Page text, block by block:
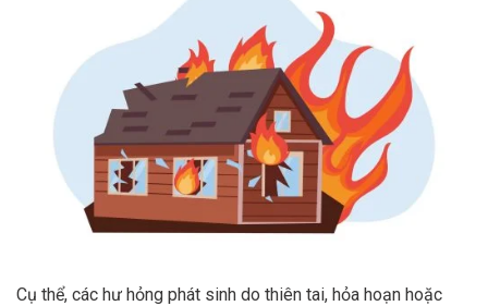
Cụ thể, các hư hỏng phát sinh do thiên tai, hỏa hoạn hoặc